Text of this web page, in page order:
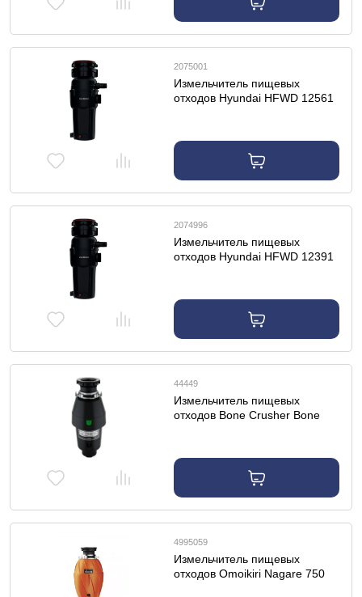
2075001
Измельчитель пищевых
отходов Hyundai HFWD 12561
2074996
Измельчитель пищевых
отходов Hyundai HFWD 12391
44449
Измельчитель пищевых
отходов Bone Crusher Bone
4995059
Измельчитель пищевых
отходов Omoikiri Nagare 750